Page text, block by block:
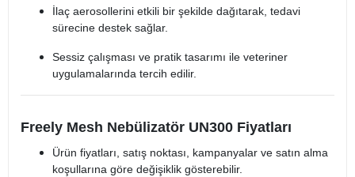
İlaç aerosollerini etkili bir şekilde dağıtarak, tedavi
sürecine destek sağlar.
Sessiz çalışması ve pratik tasarımı ile veteriner
uygulamalarında tercih edilir.
Freely Mesh Nebülizatör UN300 Fiyatları
Ürün fiyatları, satış noktası, kampanyalar ve satın alma
koşullarına göre değişiklik gösterebilir.